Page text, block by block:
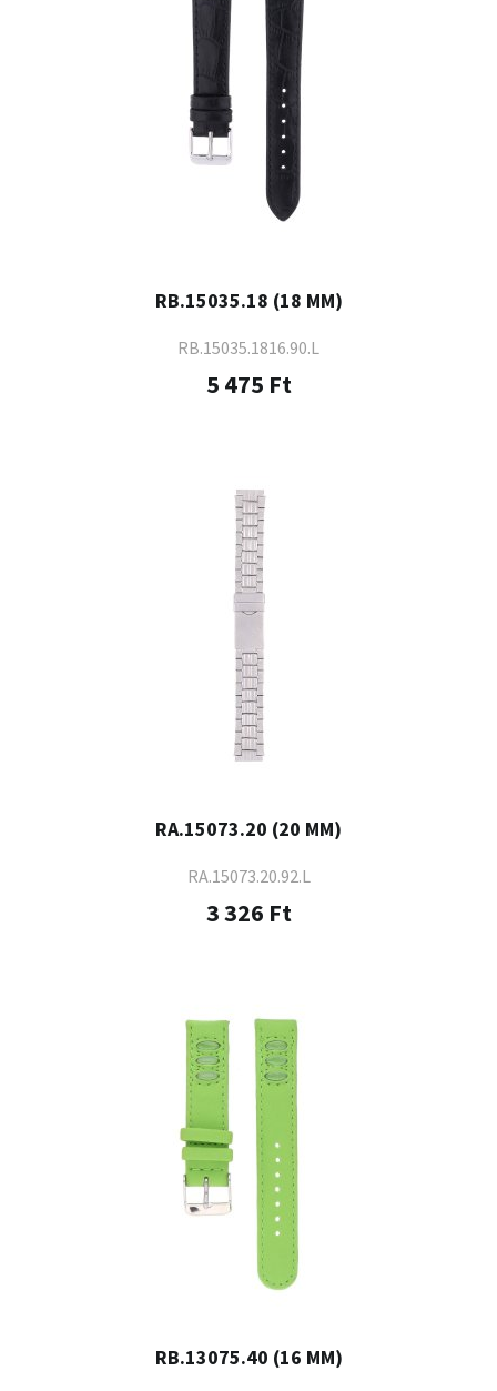
RB.15035.18 (18 MM)
RB.15035.1816.90.L
5 475 Ft
RA.15073.20 (20 MM)
RA.15073.20.92.L
3 326 Ft
RB.13075.40 (16 MM)